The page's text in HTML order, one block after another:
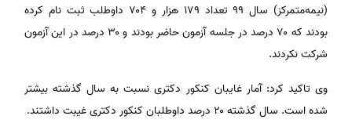
(نیمه‌متمرکز) سال ۹۹ تعداد ۱۷۹ هزار و ۷۰۴ داوطلب ثبت نام کرده‌
بودند که ۷۰ درصد در جلسه آزمون حاضر بودند و ۳۰ درصد در این آزمون
شرکت نکردند.
وی تاکید کرد: آمار غایبان کنکور دکتری نسبت به سال گذشته بیشتر
شده است. سال گذشته ۲۰ درصد داوطلبان کنکور دکتری غیبت داشتند.